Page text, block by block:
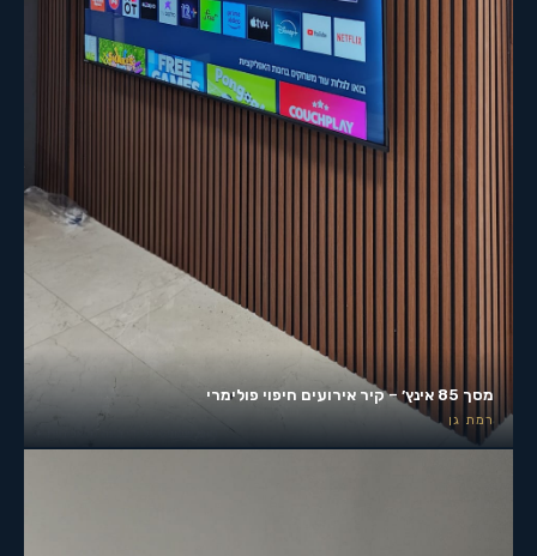
מסך 85 אינץ׳ – קיר אירועים חיפוי פולימרי
רמת גן